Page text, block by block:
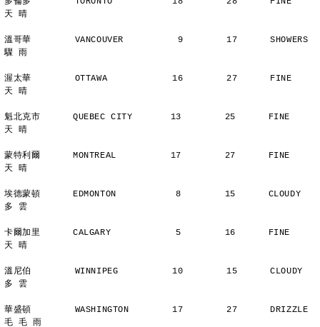
天 晴
溫哥華        VANCOUVER          9        17      SHOWERS
驟 雨
渥太華        OTTAWA            16        27      FINE
天 晴
魁北克市      QUEBEC CITY       13        25      FINE
天 晴
蒙特利爾      MONTREAL          17        27      FINE
天 晴
埃德蒙頓      EDMONTON           8        15      CLOUDY
多 雲
卡爾加里      CALGARY            5        16      FINE
天 晴
溫尼伯        WINNIPEG          10        15      CLOUDY
多 雲
華盛頓        WASHINGTON        17        27      DRIZZLE
毛 毛 雨